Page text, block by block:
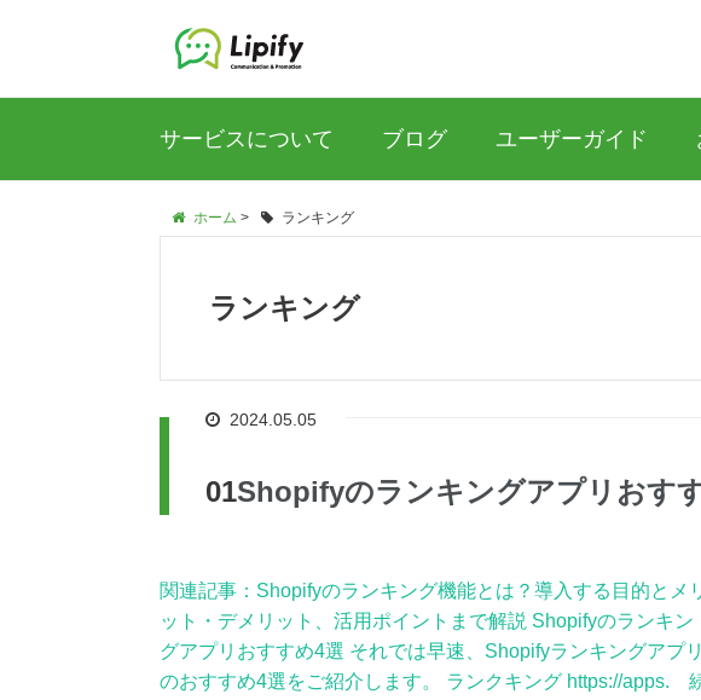
サービスについて ブログ ユーザーガイド
ホーム > ランキング
ランキング
2024.05.05
Shopifyのランキングアプリおす
関連記事：Shopifyのランキング機能とは？導入する目的とメ
ット・デメリット、活用ポイントまで解説 Shopifyのランキン
グアプリおすすめ4選 それでは早速、Shopifyランキングアプリ
のおすすめ4選をご紹介します。 ランクキング https://apps.